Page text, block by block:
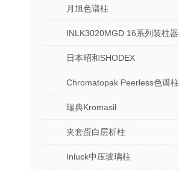
月旭色谱柱
INLK3020MGD 16系列装柱器
日本昭和SHODEX
Chromatopak Peerless色谱柱
瑞典Kromasil
夹套蛋白层析柱
Inluck中压玻璃柱